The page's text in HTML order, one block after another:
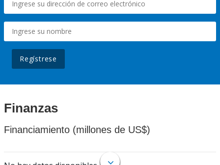
Regístrese
Finanzas
Financiamiento (millones de US$)